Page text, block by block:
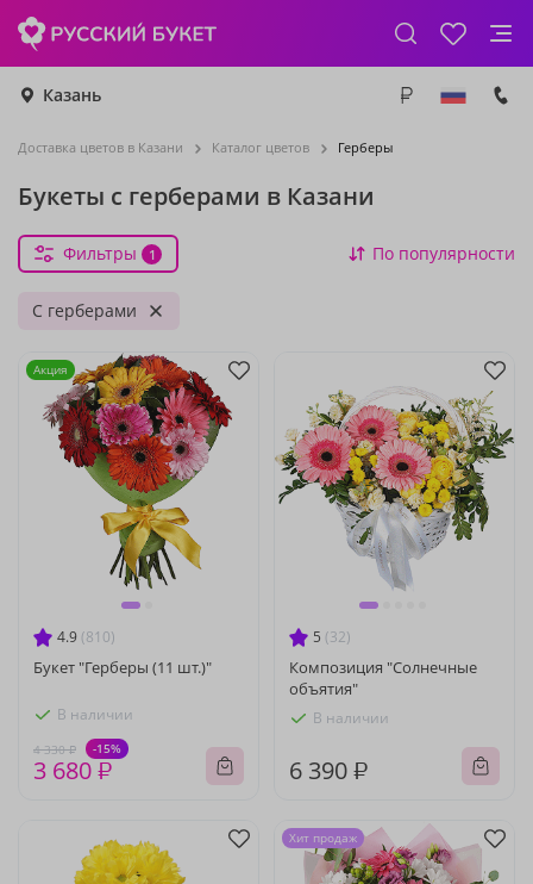
Казань
Доставка цветов в Казани Каталог цветов Герберы
Букеты с герберами в Казани
Фильтры 1 По популярности
С герберами
4.9 (810)
Букет "Герберы (11 шт.)"
В наличии
4 330 ₽ -15%
3 680 ₽
Акция
5 (32)
Композиция "Солнечные
объятия"
В наличии
6 390 ₽
Хит продаж